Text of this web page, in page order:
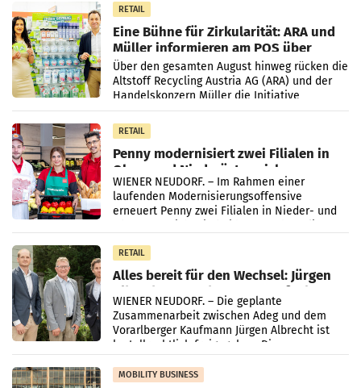
RETAIL
Eine Bühne für Zirkularität: ARA und
Müller informieren am POS über
Kreislauffähigkeit
Über den gesamten August hinweg rücken die
Altstoff Recycling Austria AG (ARA) und der
Handelskonzern Müller die Initiative
„Kreislauf-Helden“ in allen österreichischen
Müller-Filialen
RETAIL
Penny modernisiert zwei Filialen in
Ober- und Niederösterreich
WIENER NEUDORF. – Im Rahmen einer
laufenden Modernisierungsoffensive
erneuert Penny zwei Filialen in Nieder- und
RETAIL
Alles bereit für den Wechsel: Jürgen
Albrecht setzt ab 1.1.2027 auf Adeg
WIENER NEUDORF. – Die geplante
Zusammenarbeit zwischen Adeg und dem
Vorarlberger Kaufmann Jürgen Albrecht ist
kartellrechtlich freigegeben: Die
Bundeswettbewerbsbehörde und der
Bundeskartellanwalt
MOBILITY BUSINESS